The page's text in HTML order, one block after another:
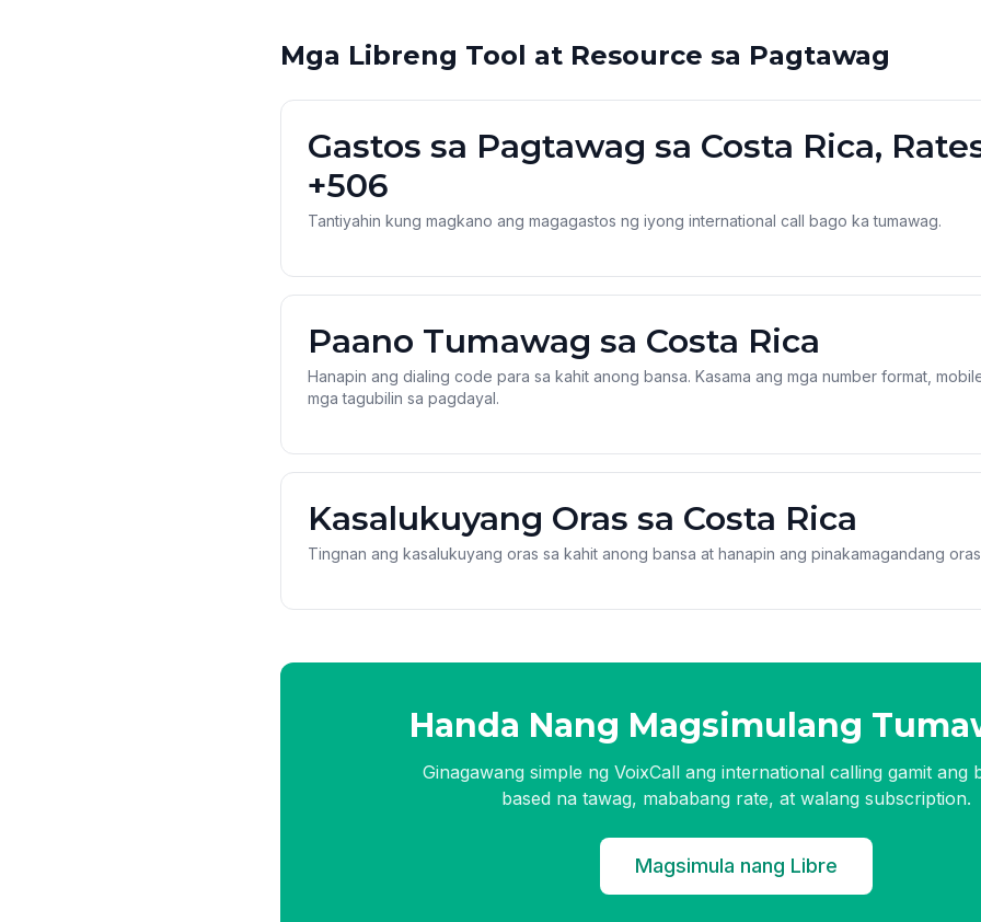
Mga Libreng Tool at Resource sa Pagtawag
Gastos sa Pagtawag sa Costa Rica,
+506
Tantiyahin kung magkano ang magagastos ng iyong international call bago ka tumawag.
Paano Tumawag sa Costa Rica
Hanapin ang dialing code para sa kahit anong bansa. Kasama ang mga number format,
mga tagubilin sa pagdayal.
Kasalukuyang Oras sa Costa Rica
Tingnan ang kasalukuyang oras sa kahit anong bansa at hanapin ang pinakamagandang
Handa Nang Magsimulang
Ginagawang simple ng VoixCall ang international calling gamit ang
based na tawag, mababang rate, at walang subscription.
Magsimula nang Libre